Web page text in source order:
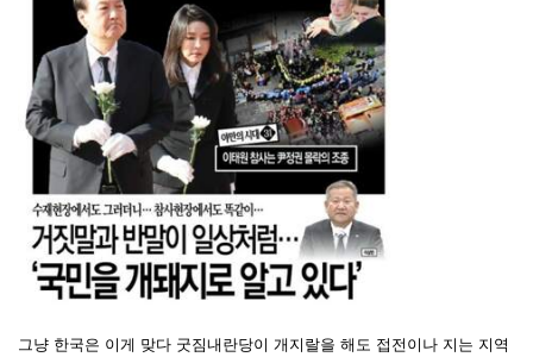
그냥 한국은 이게 맞다 굿짐내란당이 개지랄을 해도 접전이나 지는 지역